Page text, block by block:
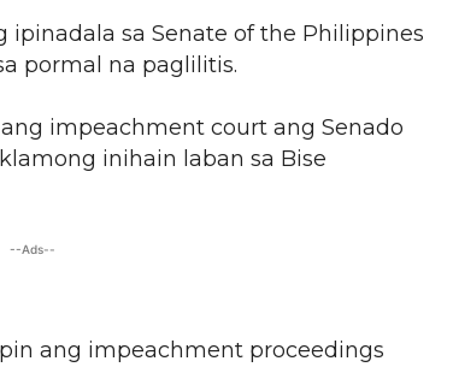
sa Senate of the Philippines
pormal na paglilitis.
impeachment court ang Senado
inihain laban sa Bise
--Ads--
ang impeachment proceedings